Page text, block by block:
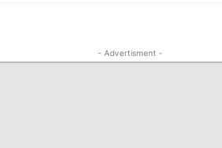
- Advertisment -